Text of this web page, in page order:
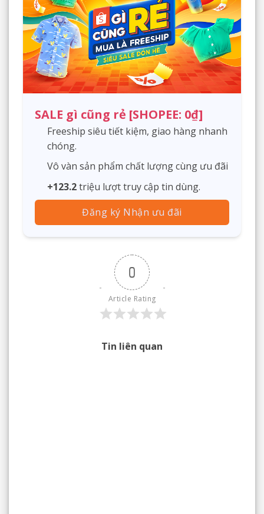
SALE gì cũng rẻ [SHOPEE: 0₫]
Freeship siêu tiết kiệm, giao hàng nhanh
chóng.
Vô vàn sản phẩm chất lượng cùng ưu đãi
+123.2triệu lượt truy cập tin dùng.
Đăng ký Nhận ưu đãi
0
Article Rating
Tin liên quan